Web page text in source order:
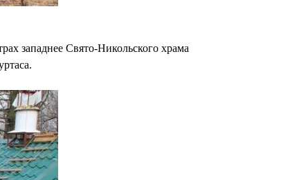
западнее Свято-Никольского храма